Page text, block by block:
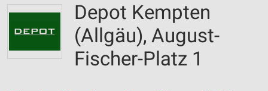
Depot Kempten
(Allgäu), August-
Fischer-Platz 1